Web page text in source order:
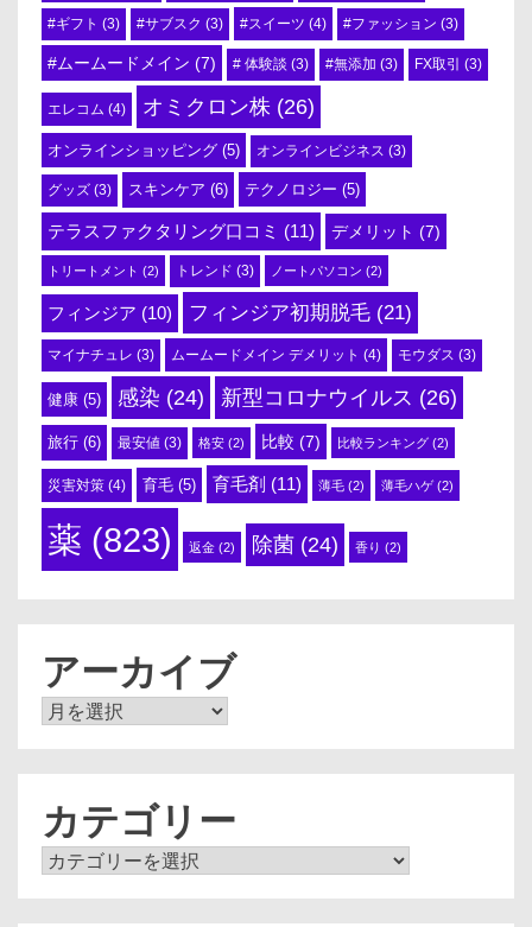
#ギフト (3) #サブスク (3) #スイーツ (4) #ファッション (3)
#ムームードメイン (7) # 体験談 (3) #無添加 (3) FX取引 (3)
エレコム (4) オミクロン株 (26)
オンラインショッピング (5) オンラインビジネス (3)
グッズ (3) スキンケア (6) テクノロジー (5)
テラスファクタリング口コミ (11) デメリット (7)
トリートメント (2) トレンド (3) ノートパソコン (2)
フィンジア (10) フィンジア初期脱毛 (21)
マイナチュレ (3) ムームードメイン デメリット (4) モウダス (3)
健康 (5) 感染 (24) 新型コロナウイルス (26)
旅行 (6) 最安値 (3) 格安 (2) 比較 (7) 比較ランキング (2)
災害対策 (4) 育毛 (5) 育毛剤 (11) 薄毛 (2) 薄毛ハゲ(2)
薬 (823) 返金 (2) 除菌 (24) 香り (2)
アーカイブ
ア
カテゴリー
カ